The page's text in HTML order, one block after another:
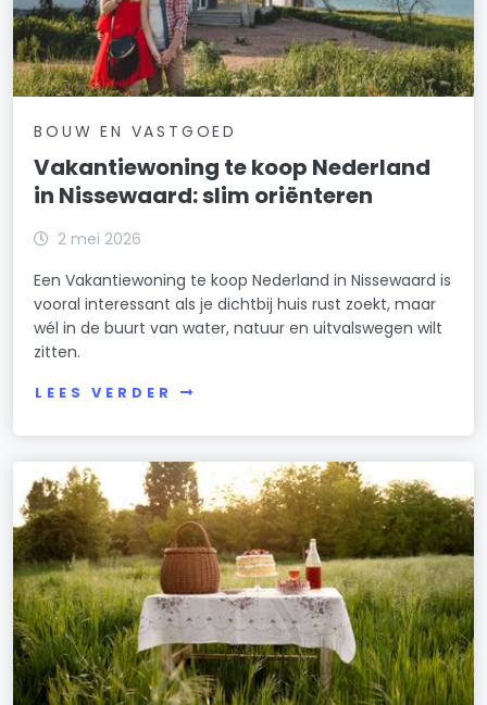
BOUW EN VASTGOED
Vakantiewoning te koop Nederland
in Nissewaard: slim oriënteren
2 mei 2026
Een Vakantiewoning te koop Nederland in Nissewaard is
vooral interessant als je dichtbij huis rust zoekt, maar
wél in de buurt van water, natuur en uitvalswegen wilt
zitten.
LEES VERDER